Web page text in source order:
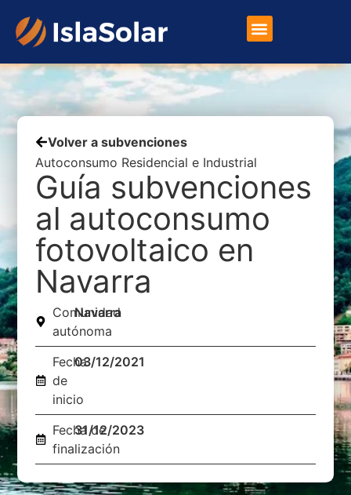
Volver a subvenciones
Autoconsumo Residencial e Industrial
Guía subvenciones
al autoconsumo
fotovoltaico en
Navarra
Comunidad
autónoma
Navarra
Fecha
de
inicio
03/12/2021
Fecha de
finalización
31/12/2023